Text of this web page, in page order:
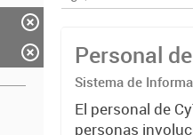
Personal
Sistema de
El personal de
personas